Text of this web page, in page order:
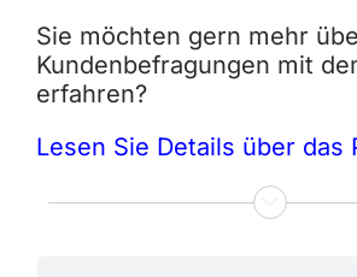
Sie möchten gern mehr
Kundenbefragungen mit
erfahren?
Lesen Sie Details über das